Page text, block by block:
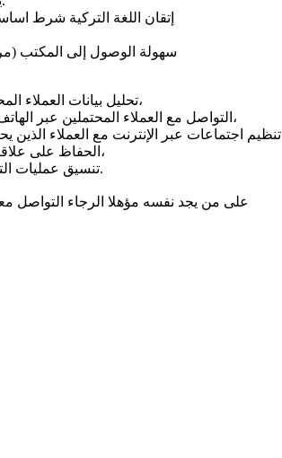
- إتقان اللغة التركية شرط
- سهولة الوصول إلى المكتب
- تحليل بيانات العملاء المحتملين (العملاء المتوقعين) والتواصل الأولي معهم،
- التواصل مع العملاء المحتملين عبر الهاتف أو الرسائل لتقديم معلومات مفصلة عن منتجاتنا،
- تنظيم اجتماعات عبر الإنترنت مع العملاء
- الحفاظ على علاقات جيدة مع العملاء الحاليين واكتساب عملاء جدد،
- تنسيق عمليات التسليم ومتابعة رضا العملاء في مرحلة ما بعد البيع.
على من يجد نفسه مؤهلا الرجاء التواصل